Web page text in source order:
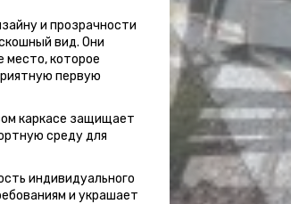
и прозрачности
вид. Они
место, которое
первую
каркасе защищает
среду для
индивидуального
и украшает